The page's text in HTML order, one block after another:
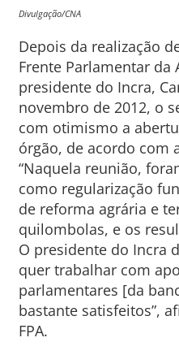
Divulgação/CNA
Depois da realização
Frente Parlamentar da
presidente do Incra,
novembro de 2012, o
com otimismo a
órgão, de acordo com
“Naquela reunião,
como regularização
de reforma agrária e
quilombolas, e os
O presidente do Incra
quer trabalhar com
parlamentares [da
bastante satisfeitos”,
FPA.